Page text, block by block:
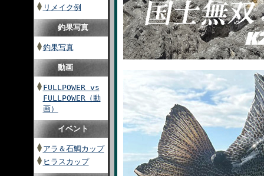
リメイク例
釣果写真
釣果写真
動画
FULLPOWER vs
FULLPOWER（動
画）
イベント
アラ＆石鯛カップ
ヒラスカップ